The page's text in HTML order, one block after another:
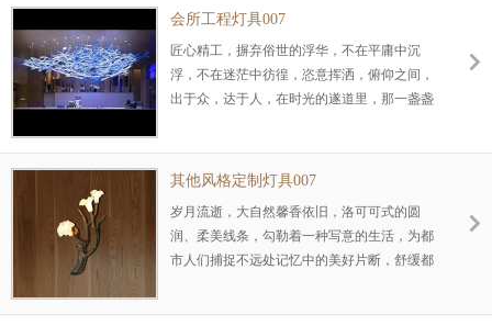
尚。
会所工程灯具007
匠心精工，摒弃俗世的浮华，不在平庸中沉
浮，不在迷茫中彷徨，恣意挥洒，俯仰之间，
出于众，达于人，在时光的遂道里，那一盏盏
一种唯美、明丽！
其他风格定制灯具007
岁月流逝，大自然馨香依旧，洛可可式的圆
润、柔美线条，勾勒着一种写意的生活，为都
市人们捕捉不远处记忆中的美好片断，舒缓都